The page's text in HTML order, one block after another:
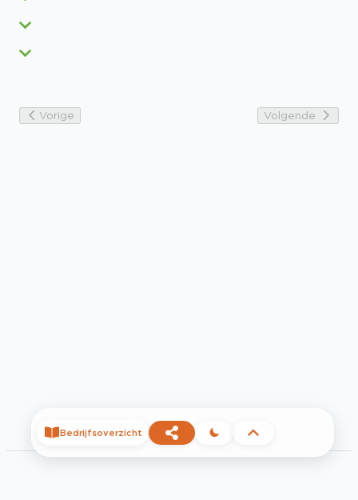
Vorige Volgende
Bedrijfsoverzicht